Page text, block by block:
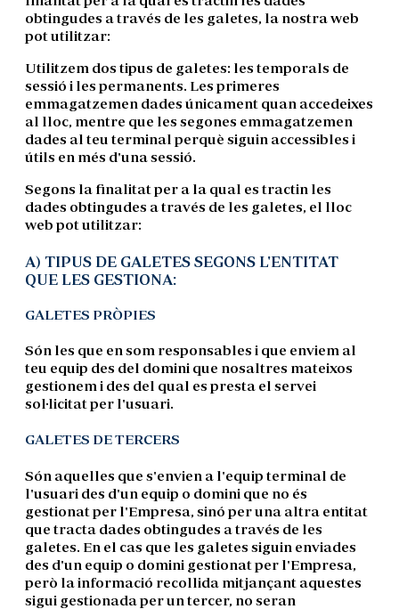
obtingudes a través de les galetes, la nostra web
pot utilitzar:
Utilitzem dos tipus de galetes: les temporals de
sessió i les permanents. Les primeres
emmagatzemen dades únicament quan accedeixes
al lloc, mentre que les segones emmagatzemen
dades al teu terminal perquè siguin accessibles i
útils en més d'una sessió.
Segons la finalitat per a la qual es tractin les
dades obtingudes a través de les galetes, el lloc
web pot utilitzar:
A) TIPUS DE GALETES SEGONS L'ENTITAT
QUE LES GESTIONA:
GALETES PRÒPIES
Són les que en som responsables i que enviem al
teu equip des del domini que nosaltres mateixos
gestionem i des del qual es presta el servei
sol·licitat per l'usuari.
GALETES DE TERCERS
Són aquelles que s'envien a l'equip terminal de
l'usuari des d'un equip o domini que no és
gestionat per l'Empresa, sinó per una altra entitat
que tracta dades obtingudes a través de les
galetes. En el cas que les galetes siguin enviades
des d'un equip o domini gestionat per l'Empresa,
però la informació recollida mitjançant aquestes
sigui gestionada per un tercer, no seran